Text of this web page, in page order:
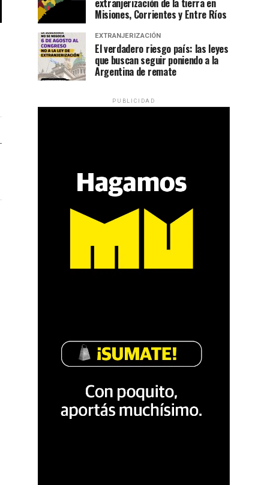
extranjerización de la tierra en
Misiones, Corrientes y Entre Ríos
EXTRANJERIZACIÓN
El verdadero riesgo país: las leyes
que buscan seguir poniendo a la
Argentina de remate
PUBLICIDAD